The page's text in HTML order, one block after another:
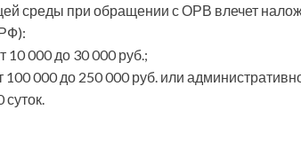
среды при обращении с ОРВ влечет
000 до 30 000 руб.;
000 до 250 000 руб. или